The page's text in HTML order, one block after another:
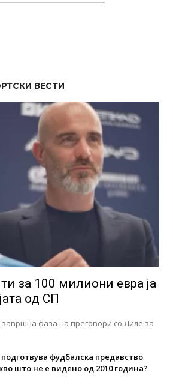
ВЕСТИ
за 100 милиони евра ја
од СП
фаза на преговори со Лиле за
подготвува фудбалска предавство
што не е видено од 2010 година?